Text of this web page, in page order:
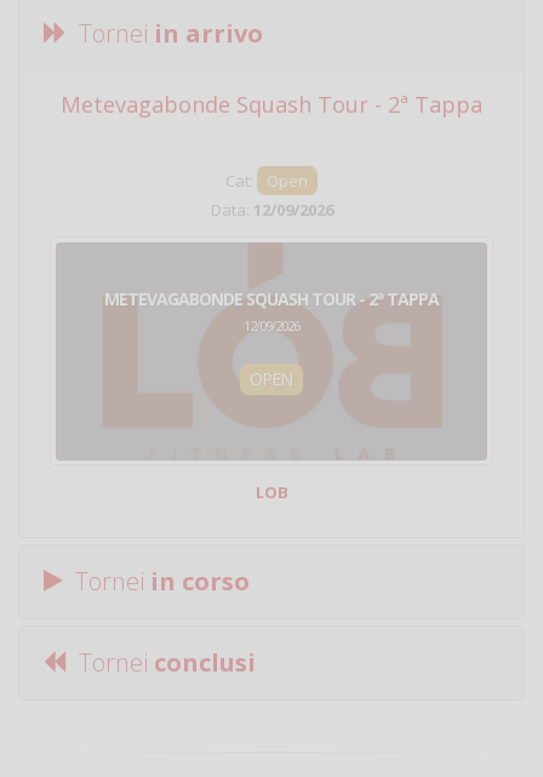
Tornei in arrivo
Metevagabonde Squash Tour - 2ª Tappa
Cat:
Open
Data: 12/09/2026
METEVAGABONDE SQUASH TOUR - 2ª TAPPA
12/09/2026
OPEN
LOB
Tornei in corso
Tornei conclusi